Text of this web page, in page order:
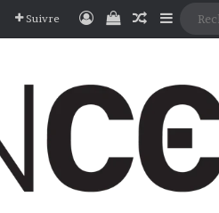
Suivre Connexion
Voir votre
Article